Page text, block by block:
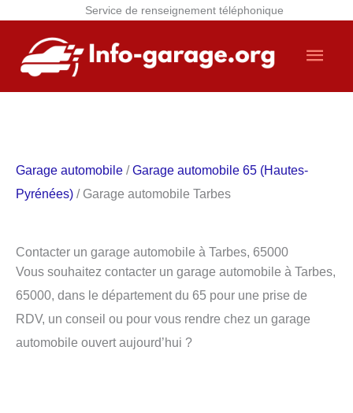
Service de renseignement téléphonique
contenu
Garage automobile /Garage automobile 65 (Hautes-
Pyrénées) / Garage automobile Tarbes
Contacter un garage automobile à Tarbes, 65000
Vous souhaitez contacter un garage automobile à Tarbes,
65000, dans le département du 65 pour une prise de
RDV, un conseil ou pour vous rendre chez un garage
automobile ouvert aujourd’hui ?